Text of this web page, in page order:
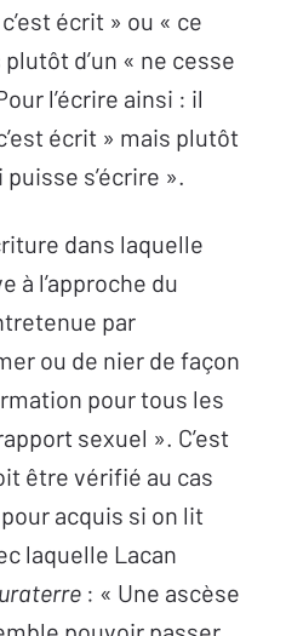
écrit » ou « ce
d’un « ne cesse
l’écrire ainsi : il
écrit » mais plutôt
puisse s’écrire ».
dans laquelle
à l’approche du
par
ou de nier de façon
pour tous les
sexuel ». C’est
être vérifié au cas
acquis si on lit
laquelle Lacan
: « Une ascèse